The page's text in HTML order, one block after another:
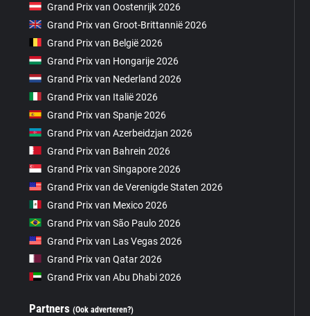
Grand Prix van Oostenrijk 2026
Grand Prix van Groot-Brittannië 2026
Grand Prix van België 2026
Grand Prix van Hongarije 2026
Grand Prix van Nederland 2026
Grand Prix van Italië 2026
Grand Prix van Spanje 2026
Grand Prix van Azerbeidzjan 2026
Grand Prix van Bahrein 2026
Grand Prix van Singapore 2026
Grand Prix van de Verenigde Staten 2026
Grand Prix van Mexico 2026
Grand Prix van São Paulo 2026
Grand Prix van Las Vegas 2026
Grand Prix van Qatar 2026
Grand Prix van Abu Dhabi 2026
Partners(Ook adverteren?)